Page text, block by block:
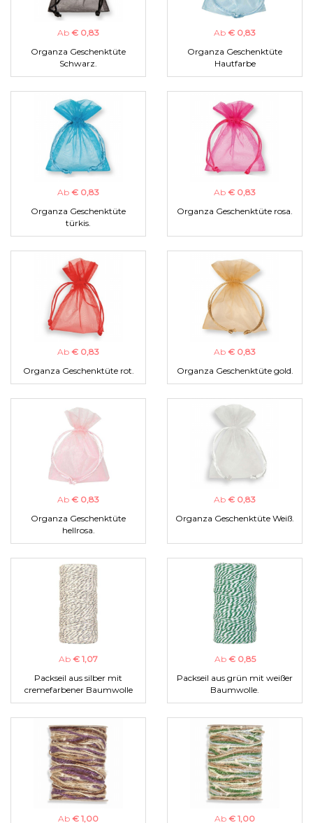
Ab € 0,83
Organza Geschenktüte
Schwarz.
Ab € 0,83
Organza Geschenktüte
Hautfarbe
Ab € 0,83
Organza Geschenktüte
türkis.
Ab € 0,83
Organza Geschenktüte rosa.
Ab € 0,83
Organza Geschenktüte rot.
Ab € 0,83
Organza Geschenktüte gold.
Ab € 0,83
Organza Geschenktüte
hellrosa.
Ab € 0,83
Organza Geschenktüte Weiß.
Ab € 1,07
Packseil aus silber mit
cremefarbener Baumwolle
Ab € 0,85
Packseil aus grün mit weißer
Baumwolle.
Ab € 1,00 Ab € 1,00